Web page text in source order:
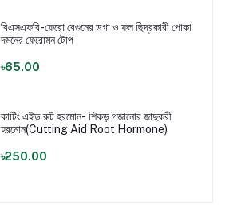
বিএসএফবি-ফেরো বেগুনের ডগা ও ফল ছিদ্রকারী পোকা
দমনের ফেরোমন টোপ
৳65.00
কাটিং এইড রুট হরমোন- শিকড় গজানোর জাদুকরী
হরমোন(Cutting Aid Root Hormone)
৳250.00